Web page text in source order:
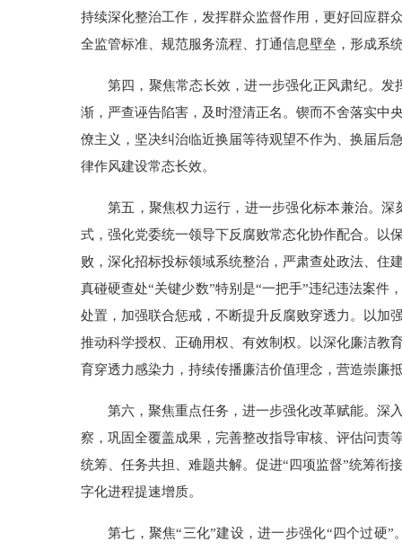
持续深化整治工作，发挥群众监督作用，更好回应群
全监管标准、规范服务流程、打通信息壁垒，形成系
第四，聚焦常态长效，进一步强化正风肃纪。
渐，严查诬告陷害，及时澄清正名。锲而不舍落实中
僚主义，坚决纠治临近换届等待观望不作为、换届后
律作风建设常态长效。
第五，聚焦权力运行，进一步强化标本兼治。
式，强化党委统一领导下反腐败常态化协作配合。以
败，深化招标投标领域系统整治，严肃查处政法、住
真碰硬查处“关键少数”特别是“一把手”违纪违法案件
处置，加强联合惩戒，不断提升反腐败穿透力。以加
推动科学授权、正确用权、有效制权。以深化廉洁教
育穿透力感染力，持续传播廉洁价值理念，营造崇廉
第六，聚焦重点任务，进一步强化改革赋能。深
察，巩固全覆盖成果，完善整改指导审核、评估问责
统筹、任务共担、难题共解。促进“四项监督”统筹衔
字化进程提速增质。
第七，聚焦“三化”建设，进一步强化“四个过硬